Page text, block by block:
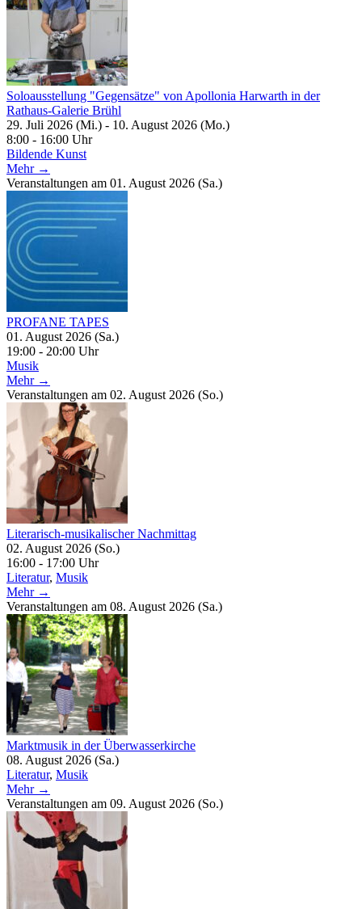
Soloausstellung "Gegensätze" von Apollonia Harwarth in der
Rathaus-Galerie Brühl
29. Juli 2026 (Mi.) - 10. August 2026 (Mo.)
8:00 - 16:00 Uhr
Bildende Kunst
Mehr →
Veranstaltungen am 01. August 2026 (Sa.)
PROFANE TAPES
01. August 2026 (Sa.)
19:00 - 20:00 Uhr
Musik
Mehr →
Veranstaltungen am 02. August 2026 (So.)
Literarisch-musikalischer Nachmittag
02. August 2026 (So.)
16:00 - 17:00 Uhr
Literatur, Musik
Mehr →
Veranstaltungen am 08. August 2026 (Sa.)
Marktmusik in der Überwasserkirche
08. August 2026 (Sa.)
Literatur, Musik
Mehr →
Veranstaltungen am 09. August 2026 (So.)